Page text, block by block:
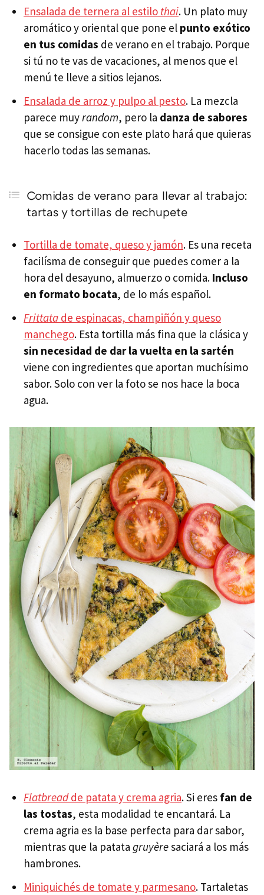
Ensalada de ternera al estilo thai. Un plato muy
aromático y oriental que pone el punto exótico
en tus comidas de verano en el trabajo. Porque
si tú no te vas de vacaciones, al menos que el
menú te lleve a sitios lejanos.
Ensalada de arroz y pulpo al pesto. La mezcla
parece muyrandom, pero la danza de sabores
que se consigue con este plato hará que quieras
hacerlo todas las semanas.
Comidas de verano para llevar al trabajo:
tartas y tortillas de rechupete
Tortilla de tomate, queso y jamón. Es una receta
facilísma de conseguir que puedes comer a la
hora del desayuno, almuerzo o comida. Incluso
en formato bocata, de lo más español.
Frittata de espinacas, champiñón y queso
manchego. Esta tortilla más fina que la clásica y
sin necesidad de dar la vuelta en la sartén
viene con ingredientes que aportan muchísimo
sabor. Solo con ver la foto se nos hace la boca
agua.
Flatbreadde patata y crema agria. Si eres fan de
las tostas, esta modalidad te encantará. La
crema agria es la base perfecta para dar sabor,
mientras que la patata gruyèresaciará a los más
hambrones.
Miniquichés de tomate y parmesano. Tartaletas